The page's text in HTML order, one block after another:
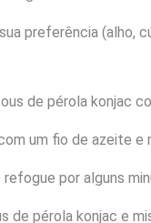
preferência (alho,
de pérola konjac
um fio de azeite e
por alguns
de pérola konjac e